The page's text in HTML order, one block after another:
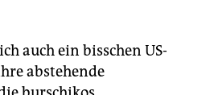
auch ein bisschen US-
abstehende